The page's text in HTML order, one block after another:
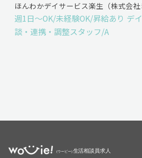
ほんわかデイサービス楽生（株式会社
週1日～OK/未経験OK/昇給あり デ
談・連携・調整スタッフ/A